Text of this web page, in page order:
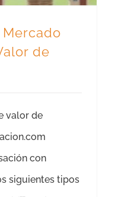
Mercado
de
valor de
con
siguientes tipos